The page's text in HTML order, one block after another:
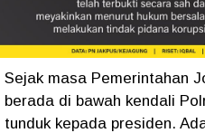
Sejak masa Pemerintahan
berada di bawah kendali
tunduk kepada presiden.